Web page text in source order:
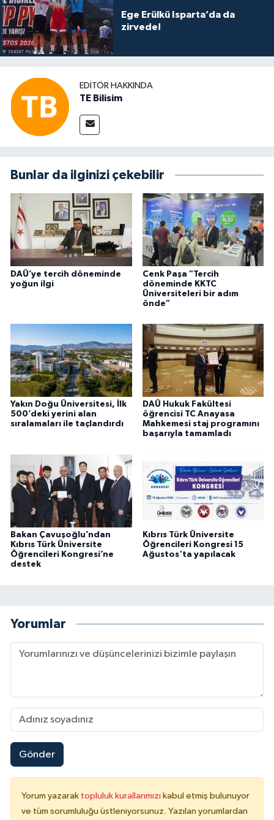
Ege Erülkü Isparta’da da
zirvede!
EDITÖR HAKKINDA
TE Bilisim
Bunlar da ilginizi çekebilir
DAÜ’ye tercih döneminde
yoğun ilgi
Cenk Paşa "Tercih
döneminde KKTC
Üniversiteleri bir adım
önde"
Yakın Doğu Üniversitesi, İlk
500’deki yerini alan
sıralamaları ile taçlandırdı
DAÜ Hukuk Fakültesi
öğrencisi TC Anayasa
Mahkemesi staj programını
başarıyla tamamladı
Bakan Çavuşoğlu’ndan
Kıbrıs Türk Üniversite
Öğrencileri Kongresi’ne
destek
Kıbrıs Türk Üniversite
Öğrencileri Kongresi 15
Ağustos'ta yapılacak
Yorumlar
Gönder
Yorum yazarak topluluk kurallarımızı kabul etmiş bulunuyor
ve tüm sorumluluğu üstleniyorsunuz. Yazılan yorumlardan